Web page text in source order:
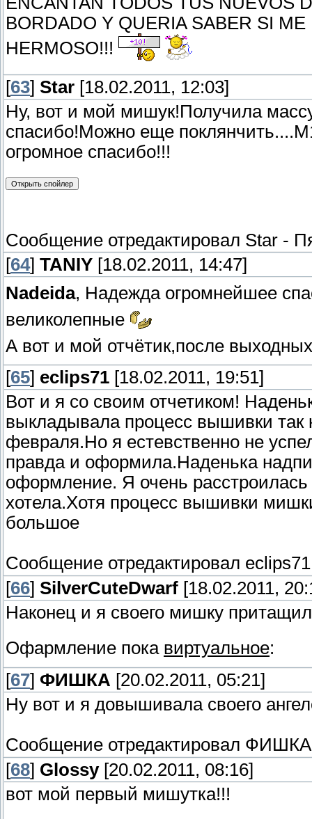
BORDADO Y QUERIA SABER SI
HERMOSO!!!
[63] Star [18.02.2011, 12:03]
Ну, вот и мой мишук!Получила
спасибо!Можно еще
огромное спасибо!!!
Сообщение отредактировал Star -
[64] TANIY [18.02.2011, 14:47]
Nadeida, Надежда огромнейшее
великолепные
А вот и мой отчётик,после
[65] eclips71 [18.02.2011, 19:51]
Вот и я со своим отчетиком!
выкладывала процесс вышивки так
февраля.Но я естевственно не
правда и оформила.Наденька
оформление. Я очень расстроилась
хотела.Хотя процесс вышивки
большое
Сообщение отредактировал eclips71
[66] SilverCuteDwarf [18.02.2011,
Наконец и я своего мишку
Офармление пока виртуальное:
[67] ФИШКА [20.02.2011, 05:21]
Ну вот и я довышивала своего
Сообщение отредактировал ФИШКА
[68] Glossy[20.02.2011, 08:16]
вот мой первый мишутка!!!